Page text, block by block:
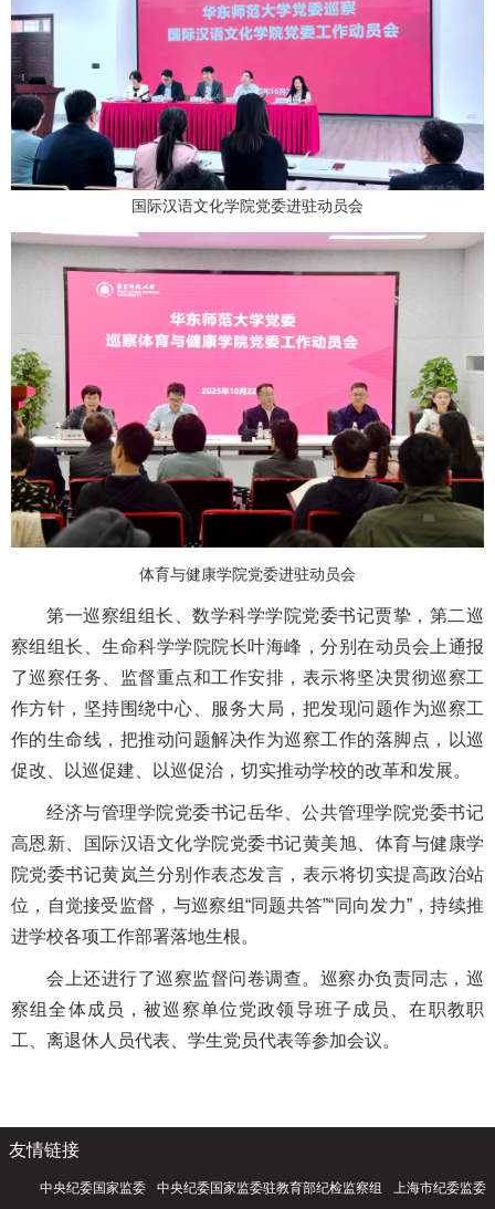
国际汉语文化学院党委进驻动员会
体育与健康学院党委进驻动员会
第一巡察组组长、数学科学学院党委书记贾挚，第二巡
察组组长、生命科学学院院长叶海峰，分别在动员会上通报
了巡察任务、监督重点和工作安排，表示将坚决贯彻巡察工
作方针，坚持围绕中心、服务大局，把发现问题作为巡察工
作的生命线，把推动问题解决作为巡察工作的落脚点，以巡
促改、以巡促建、以巡促治，切实推动学校的改革和发展。
经济与管理学院党委书记岳华、公共管理学院党委书记
高恩新、国际汉语文化学院党委书记黄美旭、体育与健康学
院党委书记黄岚兰分别作表态发言，表示将切实提高政治站
位，自觉接受监督，与巡察组“同题共答”“同向发力”，持续推
进学校各项工作部署落地生根。
会上还进行了巡察监督问卷调查。巡察办负责同志，巡
察组全体成员，被巡察单位党政领导班子成员、在职教职
工、离退休人员代表、学生党员代表等参加会议。
友情链接
中央纪委国家监委 中央纪委国家监委驻教育部纪检监察组 上海市纪委监委